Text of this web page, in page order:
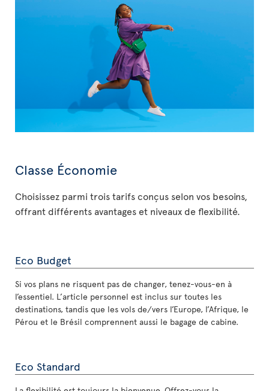
Classe Économie
Choisissez parmi trois tarifs conçus selon vos besoins,
offrant différents avantages et niveaux de flexibilité.
Eco Budget
Si vos plans ne risquent pas de changer, tenez-vous-en à
l’essentiel. L’article personnel est inclus sur toutes les
destinations, tandis que les vols de/vers l’Europe, l’Afrique, le
Pérou et le Brésil comprennent aussi le bagage de cabine.
Eco Standard